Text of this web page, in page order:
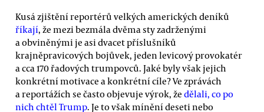
Kusá zjištění reportérů velkých amerických deníků
říkají, že mezi bezmála dvěma sty zadrženými
a obviněnými je asi dvacet příslušníků
krajněpravicových bojůvek, jeden levicový provokatér
a cca 170 řadových trumpovců. Jaké byly však jejich
konkrétní motivace a konkrétní cíle? Ve zprávách
a reportážích se často objevuje výrok, že dělali, co po
nich chtěl Trump. Je to však mínění deseti nebo